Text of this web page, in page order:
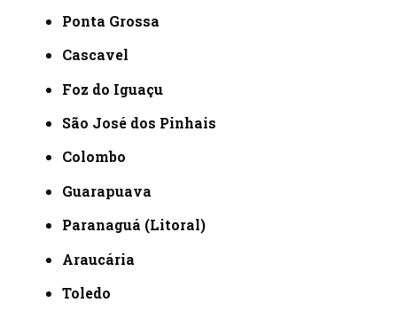
Ponta Grossa
Cascavel
Foz do Iguaçu
São José dos Pinhais
Colombo
Guarapuava
Paranaguá (Litoral)
Araucária
Toledo